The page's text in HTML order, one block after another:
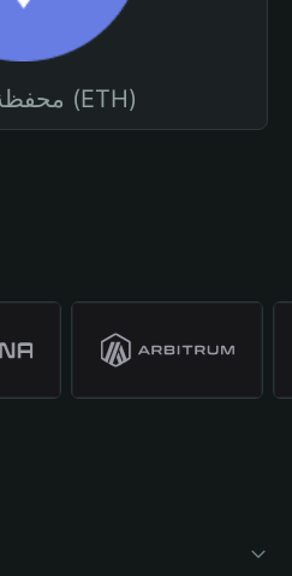
محفظة إيثيريوم (ETH)